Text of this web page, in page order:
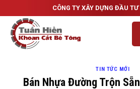
to
content
CÔNG TY XÂY DỰNG ĐẦU
TIN TỨC MỚI
Bán Nhựa Đường Trộn